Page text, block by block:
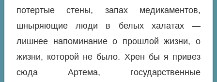
потертые стены, запах медикаментов,
шныряющие люди в белых халатах —
лишнее напоминание о прошлой жизни, о
жизни, которой не было. Хрен бы я привез
сюда Артема, государственные